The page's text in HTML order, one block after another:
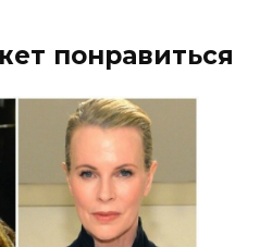
понравиться